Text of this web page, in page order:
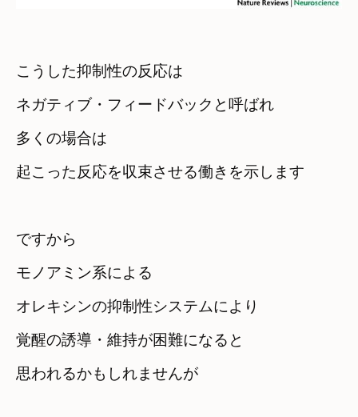
こうした抑制性の反応は
ネガティブ・フィードバックと呼ばれ
多くの場合は
起こった反応を収束させる働きを示します
ですから
モノアミン系による
オレキシンの抑制性システムにより
覚醒の誘導・維持が困難になると
思われるかもしれませんが